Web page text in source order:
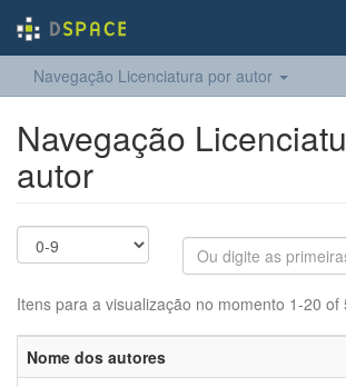
Navegação Licenciatura por autor
Navegação
autor
Itens para a visualização no momento 1-20 of
Nome dos autores